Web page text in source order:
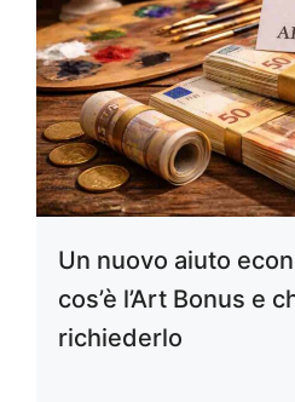
Un nuovo aiuto
cos’è l’Art Bonus e
richiederlo